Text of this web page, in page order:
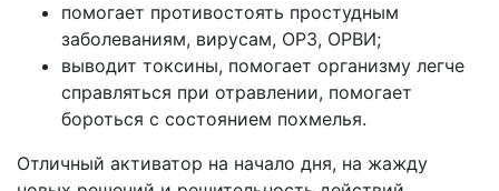
помогает противостоять простудным
заболеваниям, вирусам, ОРЗ, ОРВИ;
выводит токсины, помогает организму легче
справляться при отравлении, помогает
бороться с состоянием похмелья.
Отличный активатор на начало дня, на жажду